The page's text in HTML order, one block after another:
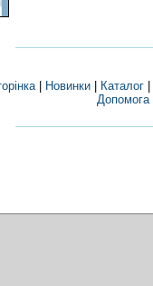
| Новинки| Каталог|
Допомога